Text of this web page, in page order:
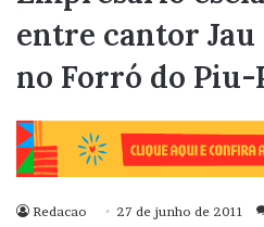
entre cantor
no Forró do Piu-
Redacao 27 de junho de 2011